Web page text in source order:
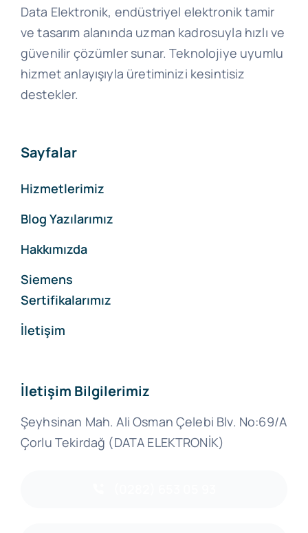
Data Elektronik, endüstriyel elektronik tamir
ve tasarım alanında uzman kadrosuyla hızlı ve
güvenilir çözümler sunar. Teknolojiye uyumlu
hizmet anlayışıyla üretiminizi kesintisiz
destekler.
Sayfalar
Hizmetlerimiz
Blog Yazılarımız
Hakkımızda
Siemens
Sertifikalarımız
İletişim
İletişim Bilgilerimiz
Şeyhsinan Mah. Ali Osman Çelebi Blv. No:69/A
Çorlu Tekirdağ (DATA ELEKTRONİK)